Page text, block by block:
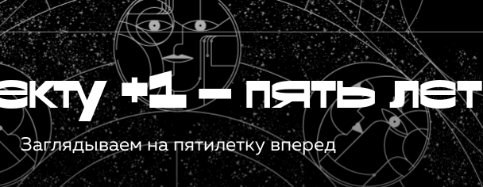
+1 — пять лет
Заглядываем на пятилетку вперед